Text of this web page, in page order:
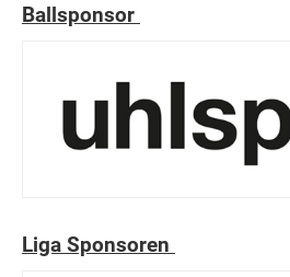
Ballsponsor
Liga Sponsoren